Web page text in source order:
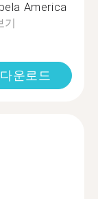
America
기
운로드